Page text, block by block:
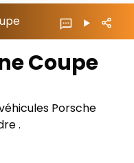
Coupe
Porsche
.